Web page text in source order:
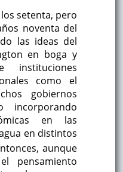
setenta, pero
noventa del
las ideas del
en boga y
instituciones
como el
gobiernos
incorporando
en las
en distintos
aunque
pensamiento